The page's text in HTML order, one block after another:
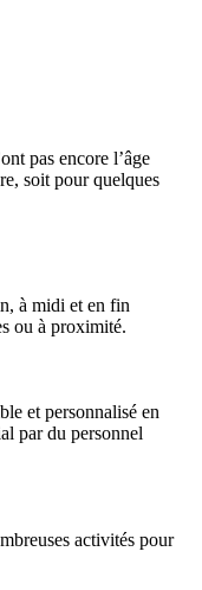
pas encore l’âge
soit pour quelques
à midi et en fin
ou à proximité.
et personnalisé en
par du personnel
activités pour